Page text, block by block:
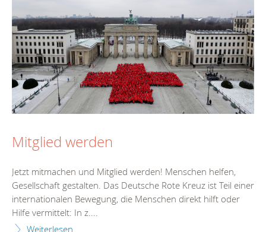
Mitglied werden
Jetzt mitmachen und Mitglied werden! Menschen helfen,
Gesellschaft gestalten. Das Deutsche Rote Kreuz ist Teil einer
internationalen Bewegung, die Menschen direkt hilft oder
Hilfe vermittelt: In z....
Weiterlesen